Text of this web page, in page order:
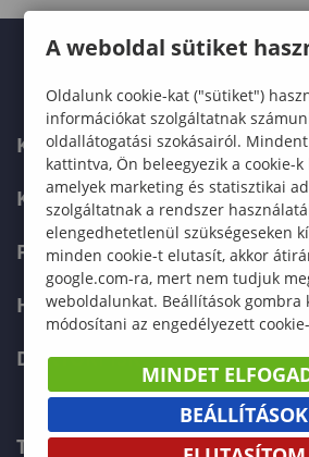
KARUNK
KÉPZÉSEK
FELVÉTELIZŐKNEK
HALLGATÓKNAK
DOKTORI ISKOLA
TELEFONKÖNYV
A weboldal sütiket
Oldalunk cookie-kat ("sütiket")
információkat szolgáltatnak
oldallátogatási szokásairól.
kattintva, Ön beleegyezik a cookie-
amelyek marketing és statisztikai
szolgáltatnak a rendszer
elengedhetetlenül szükségeseken
minden cookie-t elutasít, akkor
google.com-ra, mert nem tudjuk
weboldalunkat. Beállítások gombra
módosítani az engedélyezett
MINDET
BEÁLLÍTÁSOK